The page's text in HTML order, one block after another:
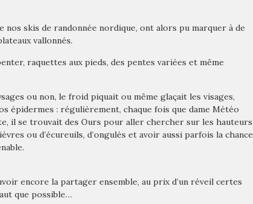
skis de randonnée nordique, ont alors pu marquer à de
vallonnés.
raquettes aux pieds, des pentes variées et même
ou non, le froid piquait ou même glaçait les visages,
épidermes : régulièrement, chaque fois que dame Météo
il se trouvait des Ours pour aller chercher sur les hauteurs
ou d’écureuils, d’ongulés et avoir aussi parfois la chance
encore la partager ensemble, au prix d’un réveil certes
que possible…